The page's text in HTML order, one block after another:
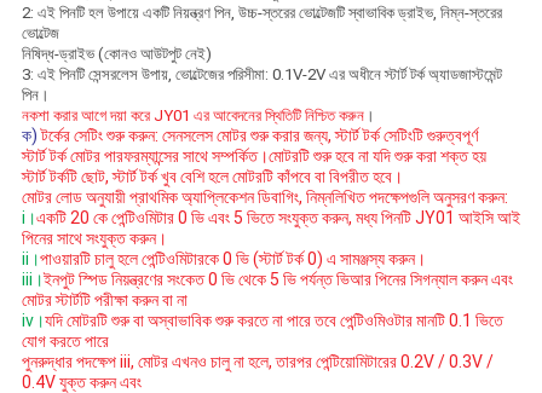
2: এই পিনটি হল উপায়ে একটি নিয়ন্ত্রণ পিন, উচ্চ-স্তরের ভোল্টেজটি স্বাভাবিক ড্রাইভ, নিম্ন-স্তরের
ভোল্টেজ
নিষিদ্ধ-ড্রাইভ (কোনও আউটপুট নেই)
3: এই পিনটি সেন্সরলেস উপায়, ভোল্টেজের পরিসীমা: 0.1V-2V এর অধীনে স্টার্ট টর্ক অ্যাডজাস্টমেন্ট
পিন।
নকশা করার আগে দয়া করে JY01 এর আবেদনের স্থিতিটি নিশ্চিত করুন।
ক)টর্কের সেটিং শুরু করুন: সেনসলেস মোটর শুরু করার জন্য, স্টার্ট টর্ক সেটিংটি গুরুত্বপূর্ণ
স্টার্ট টর্ক মোটর পারফরম্যান্সের সাথে সম্পর্কিত।মোটরটি শুরু হবে না যদি শুরু করা শক্ত হয়
স্টার্ট টর্কটি ছোট, স্টার্ট টর্ক খুব বেশি হলে মোটরটি কাঁপবে বা বিপরীত হবে।
মোটর লোড অনুযায়ী প্রাথমিক অ্যাপ্লিকেশন ডিবাগিং, নিম্নলিখিত পদক্ষেপগুলি অনুসরণ করুন:
i।একটি 20 কে পেন্টিওমিটার 0 ভি এবং 5 ভিতে সংযুক্ত করুন, মধ্য পিনটি JY01 আইসি আই
পিনের সাথে সংযুক্ত করুন।
ii।পাওয়ারটি চালু হলে পেন্টিওমিটারকে 0 ভি (স্টার্ট টর্ক 0) এ সামঞ্জস্য করুন।
iii।ইনপুট স্পিড নিয়ন্ত্রণের সংকেত 0 ভি থেকে 5 ভি পর্যন্ত ভিআর পিনের সিগন্যাল করুন এবং
মোটর স্টার্টটি পরীক্ষা করুন বা না
iv।যদি মোটরটি শুরু বা অস্বাভাবিক শুরু করতে না পারে তবে পেন্টিওমিওটার মানটি 0.1 ভিতে
যোগ করতে পারে
পুনরুদ্ধার পদক্ষেপ iii, মোটর এখনও চালু না হলে, তারপর পেন্টিয়োমিটারের 0.2V / 0.3V /
0.4V যুক্ত করুন এবং